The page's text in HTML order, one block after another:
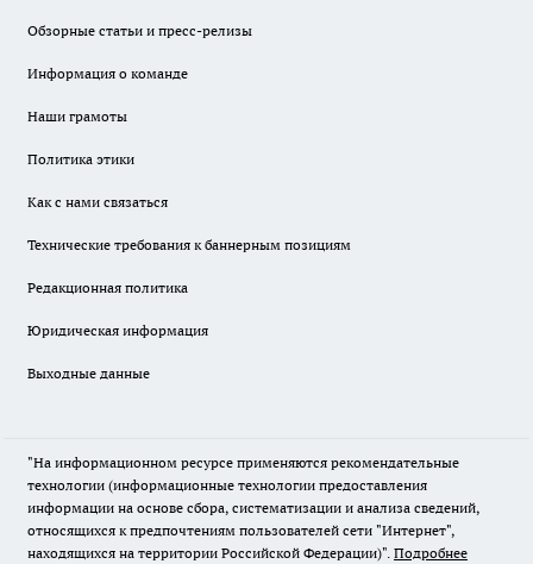
Обзорные статьи и пресс-релизы
Информация о команде
Наши грамоты
Политика этики
Как с нами связаться
Технические требования к баннерным позициям
Редакционная политика
Юридическая информация
Выходные данные
"На информационном ресурсе применяются рекомендательные
технологии (информационные технологии предоставления
информации на основе сбора, систематизации и анализа сведений,
относящихся к предпочтениям пользователей сети "Интернет",
находящихся на территории Российской Федерации)". Подробнее